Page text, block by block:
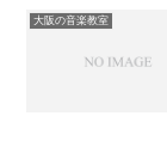
大阪の音楽教室